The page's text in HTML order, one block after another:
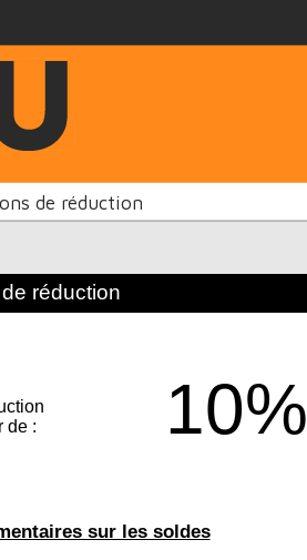
de réduction
réduction
de :
10%
sur les soldes